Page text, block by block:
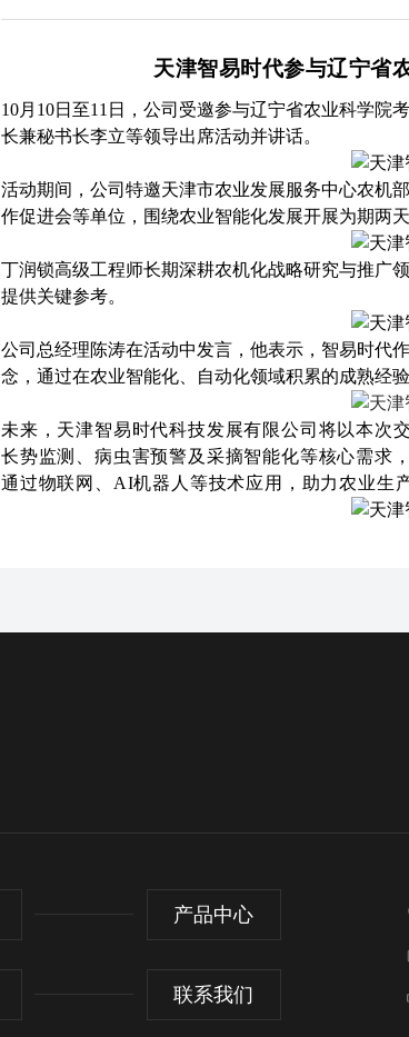
天津智易时代参与辽宁省
10月10日至11日，公司受邀参与辽宁省农业科学
长兼秘书长李立等领导出席活动并讲话。
活动期间，公司特邀天津市农业发展服务中心农机
作促进会等单位，围绕农业智能化发展开展为期两天
丁润锁高级工程师长期深耕农机化战略研究与推广
提供关键参考。
公司总经理陈涛在活动中发言，他表示，智易时代
念，通过在农业智能化、自动化领域积累的成熟经
未来，天津智易时代科技发展有限公司将以本次
长势监测、病虫害预警及采摘智能化等核心需求
通过物联网、AI机器人等技术应用，助力农业生
产品中心
联系我们